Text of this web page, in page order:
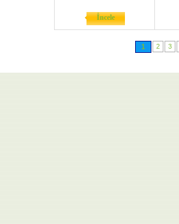
İncele
1 2 3